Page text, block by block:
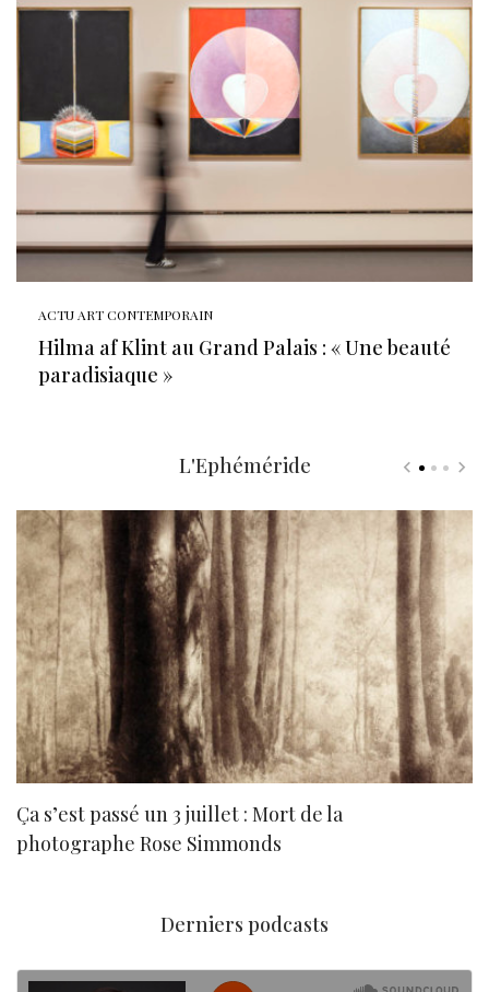
ACTU ART CONTEMPORAIN
Hilma af Klint au Grand Palais : « Une beauté
paradisiaque »
L'Ephéméride
Ça s’est passé un 3 juillet : Mort de la
photographe Rose Simmonds
Derniers podcasts